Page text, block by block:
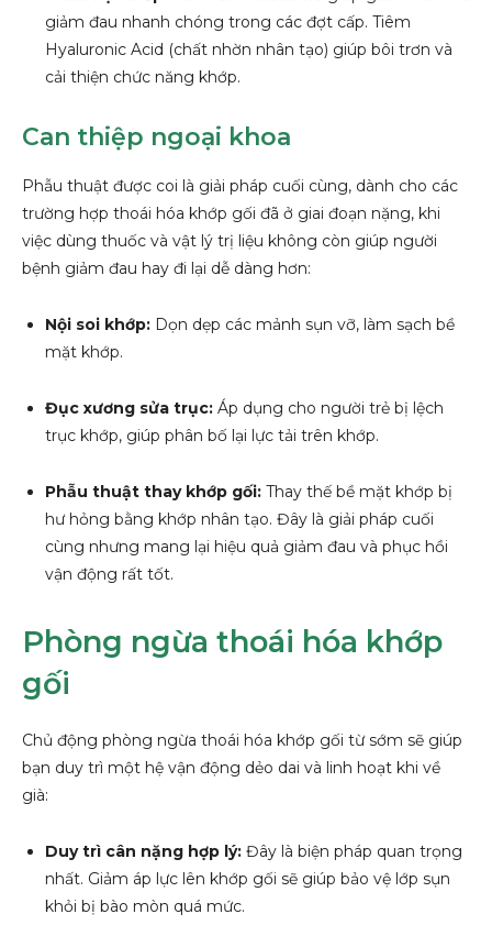
giảm đau nhanh chóng trong các đợt cấp. Tiêm
Hyaluronic Acid (chất nhờn nhân tạo) giúp bôi trơn và
cải thiện chức năng khớp.
Can thiệp ngoại khoa
Phẫu thuật được coi là giải pháp cuối cùng, dành cho các
trường hợp thoái hóa khớp gối đã ở giai đoạn nặng, khi
việc dùng thuốc và vật lý trị liệu không còn giúp người
bệnh giảm đau hay đi lại dễ dàng hơn:
Nội soi khớp: Dọn dẹp các mảnh sụn vỡ, làm sạch bề
mặt khớp.
Đục xương sửa trục: Áp dụng cho người trẻ bị lệch
trục khớp, giúp phân bố lại lực tải trên khớp.
Phẫu thuật thay khớp gối: Thay thế bề mặt khớp bị
hư hỏng bằng khớp nhân tạo. Đây là giải pháp cuối
cùng nhưng mang lại hiệu quả giảm đau và phục hồi
vận động rất tốt.
Phòng ngừa thoái hóa khớp
gối
Chủ động phòng ngừa thoái hóa khớp gối từ sớm sẽ giúp
bạn duy trì một hệ vận động dẻo dai và linh hoạt khi về
già:
Duy trì cân nặng hợp lý: Đây là biện pháp quan trọng
nhất. Giảm áp lực lên khớp gối sẽ giúp bảo vệ lớp sụn
khỏi bị bào mòn quá mức.